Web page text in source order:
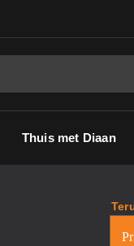
Thuis met Diaan